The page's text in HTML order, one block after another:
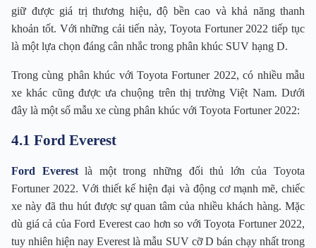
giữ được giá trị thương hiệu, độ bền cao và khả năng thanh
khoản tốt. Với những cải tiến này, Toyota Fortuner 2022 tiếp tục
là một lựa chọn đáng cân nhắc trong phân khúc SUV hạng D.
Trong cùng phân khúc với Toyota Fortuner 2022, có nhiều mẫu
xe khác cũng được ưa chuộng trên thị trường Việt Nam. Dưới
đây là một số mẫu xe cùng phân khúc với Toyota Fortuner 2022:
4.1 Ford Everest
Ford Everestlà một trong những đối thủ lớn của Toyota
Fortuner 2022. Với thiết kế hiện đại và động cơ mạnh mẽ, chiếc
xe này đã thu hút được sự quan tâm của nhiều khách hàng. Mặc
dù giá cả của Ford Everest cao hơn so với Toyota Fortuner 2022,
tuy nhiên hiện nay Everest là mẫu SUV cỡ D bán chạy nhất trong